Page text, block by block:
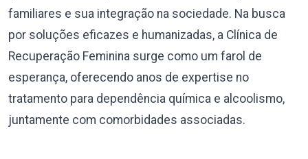
familiares e sua integração na sociedade. Na busca
por soluções eficazes e humanizadas, a Clínica de
Recuperação Feminina surge como um farol de
esperança, oferecendo anos de expertise no
tratamento para dependência química e alcoolismo,
juntamente com comorbidades associadas.